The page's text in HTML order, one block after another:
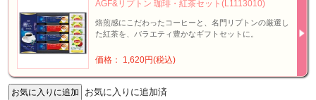
AGF&リプトン 珈琲・紅茶セット(L1113010)
焙煎感にこだわったコーヒーと、名門リプトンの厳選し
た紅茶を、バラエティ豊かなギフトセットに。
価格： 1,620円(税込)
お気に入りに追加済